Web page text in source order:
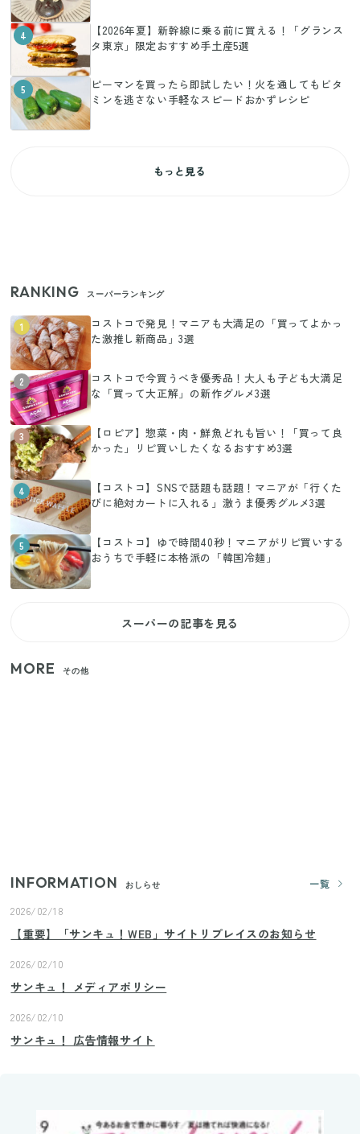
4
【2026年夏】新幹線に乗る前に買える！「グランス
タ東京」限定おすすめ手土産5選
5
ピーマンを買ったら即試したい！火を通してもビタ
ミンを逃さない手軽なスピードおかずレシピ
もっと見る
RANKING スーパーランキング
1
コストコで発見！マニアも大満足の「買ってよかっ
た激推し新商品」3選
2
コストコで今買うべき優秀品！大人も子ども大満足
な「買って大正解」の新作グルメ3選
3
【ロピア】惣菜・肉・鮮魚どれも旨い！「買って良
かった」リピ買いしたくなるおすすめ3選
4
【コストコ】SNSで話題も話題！マニアが「行くた
びに絶対カートに入れる」激うま優秀グルメ3選
5
【コストコ】ゆで時間40秒！マニアがリピ買いする
おうちで手軽に本格派の「韓国冷麺」
スーパーの記事を見る
MORE その他
INFORMATION おしらせ
一覧
2026/02/18
【重要】「サンキュ！WEB」サイトリプレイスのお知らせ
2026/02/10
サンキュ！ メディアポリシー
2026/02/10
サンキュ！ 広告情報サイト